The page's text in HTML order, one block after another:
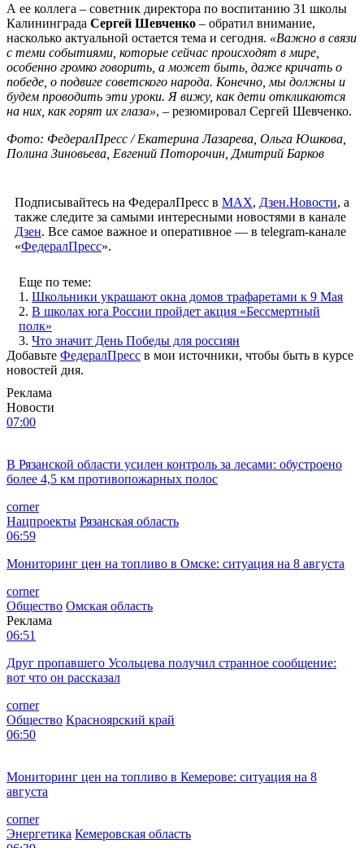
А ее коллега – советник директора по воспитанию 31 школы
Калининграда Сергей Шевченко – обратил внимание,
насколько актуальной остается тема и сегодня. «Важно в связи
с теми событиями, которые сейчас происходят в мире,
особенно громко говорить, а может быть, даже кричать о
победе, о подвиге советского народа. Конечно, мы должны и
будем проводить эти уроки. Я вижу, как дети откликаются
на них, как горят их глаза», – резюмировал Сергей Шевченко.
Фото: ФедералПресс / Екатерина Лазарева, Ольга Юшкова,
Полина Зиновьева, Евгений Поторочин, Дмитрий Барков
Подписывайтесь на ФедералПресс в МАХ, Дзен.Новости, а
также следите за самыми интересными новостями в канале
Дзен. Все самое важное и оперативное — в telegram-канале
«ФедералПресс».
Еще по теме:
1. Школьники украшают окна домов трафаретами к 9 Мая
2. В школах юга России пройдет акция «Бессмертный
полк»
3. Что значит День Победы для россиян
Добавьте ФедералПресс в мои источники, чтобы быть в курсе
новостей дня.
Реклама
Новости
07:00
В Рязанской области усилен контроль за лесами: обустроено
более 4,5 км противопожарных полос
corner
Нацпроекты Рязанская область
06:59
Мониторинг цен на топливо в Омске: ситуация на 8 августа
corner
Общество Омская область
Реклама
06:51
Друг пропавшего Усольцева получил странное сообщение:
вот что он рассказал
corner
Общество Красноярский край
06:50
Мониторинг цен на топливо в Кемерове: ситуация на 8
августа
corner
Энергетика Кемеровская область